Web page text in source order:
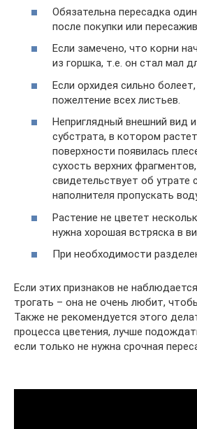
Обязательна пересадка
после покупки или
Если замечено, что корни
из горшка, т.е. он стал мал
Если орхидея сильно
пожелтение всех листьев.
Неприглядный внешний вид
субстрата, в котором
поверхности появилась
сухость верхних
свидетельствует об утрате
наполнителя пропускать
Растение не цветет
нужна хорошая встряска в
При необходимости
Если этих признаков не
трогать – она не очень любит,
Также не рекомендуется этого
процесса цветения, лучше
если только не нужна срочная